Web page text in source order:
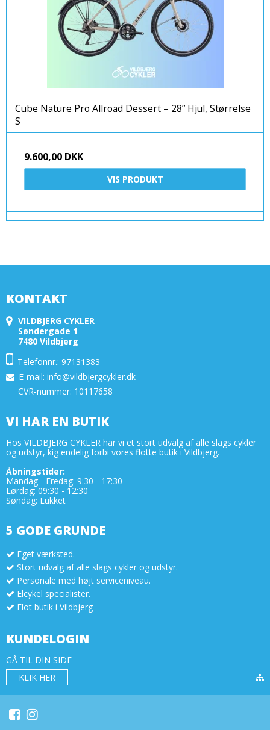
Cube Nature Pro Allroad Dessert – 28” Hjul, Størrelse
S
9.600,00 DKK
VIS PRODUKT
KONTAKT
VILDBJERG CYKLER
Søndergade 1
7480 Vildbjerg
Telefonnr.: 97131383
E-mail: info@vildbjergcykler.dk
CVR-nummer: 10117658
VI HAR EN BUTIK
Hos VILDBJERG CYKLER har vi et stort udvalg af alle slags cykler
og udstyr, kig endelig forbi vores flotte butik i Vildbjerg.
Åbningstider:
Mandag - Fredag: 9:30 - 17:30
Lørdag: 09:30 - 12:30
Søndag: Lukket
5 GODE GRUNDE
Eget værksted.
Stort udvalg af alle slags cykler og udstyr.
Personale med højt serviceniveau.
Elcykel specialister.
Flot butik i Vildbjerg
KUNDELOGIN
GÅ TIL DIN SIDE
KLIK HER